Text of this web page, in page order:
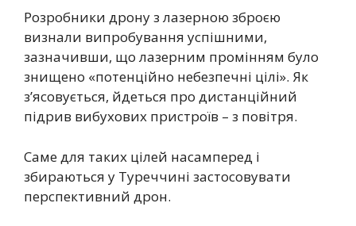
Розробники дрону з лазерною зброєю
визнали випробування успішними,
зазначивши, що лазерним промінням було
знищено «потенційно небезпечні цілі». Як
з’ясовується, йдеться про дистанційний
підрив вибухових пристроїв – з повітря.
Саме для таких цілей насамперед і
збираються у Туреччині застосовувати
перспективний дрон.